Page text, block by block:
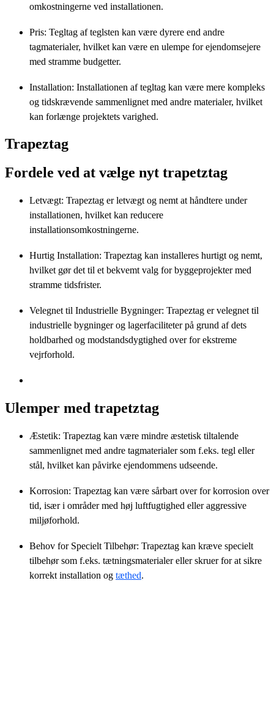
omkostningerne ved installationen.
Pris: Tegltag af teglsten kan være dyrere end andre
tagmaterialer, hvilket kan være en ulempe for ejendomsejere
med stramme budgetter.
Installation: Installationen af tegltag kan være mere kompleks
og tidskrævende sammenlignet med andre materialer, hvilket
kan forlænge projektets varighed.
Trapeztag
Fordele ved at vælge nyt trapetztag
Letvægt: Trapeztag er letvægt og nemt at håndtere under
installationen, hvilket kan reducere
installationsomkostningerne.
Hurtig Installation: Trapeztag kan installeres hurtigt og nemt,
hvilket gør det til et bekvemt valg for byggeprojekter med
stramme tidsfrister.
Velegnet til Industrielle Bygninger: Trapeztag er velegnet til
industrielle bygninger og lagerfaciliteter på grund af dets
holdbarhed og modstandsdygtighed over for ekstreme
vejrforhold.
Ulemper med trapetztag
Æstetik: Trapeztag kan være mindre æstetisk tiltalende
sammenlignet med andre tagmaterialer som f.eks. tegl eller
stål, hvilket kan påvirke ejendommens udseende.
Korrosion: Trapeztag kan være sårbart over for korrosion over
tid, især i områder med høj luftfugtighed eller aggressive
miljøforhold.
Behov for Specielt Tilbehør: Trapeztag kan kræve specielt
tilbehør som f.eks. tætningsmaterialer eller skruer for at sikre
korrekt installation og tæthed.